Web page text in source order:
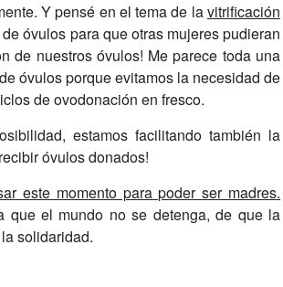
Y pensé en el tema de lavitrificación
óvulos para que otras mujeres pudieran
de nuestros óvulos! Me parece toda una
óvulos porque evitamos la necesidad de
de ovodonación en fresco.
estamos facilitando también la
óvulos donados!
este momento para poder ser madres.
el mundo no se detenga, de que la
solidaridad.